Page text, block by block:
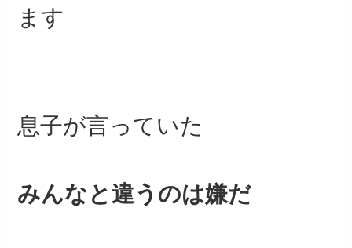
ます
息子が言っていた
みんなと違うのは嫌だ